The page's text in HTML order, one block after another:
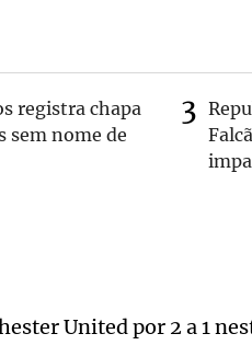
registra chapa
sem nome de
United por 2 a 1